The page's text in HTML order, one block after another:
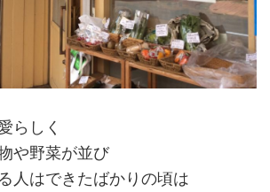
らしく
や野菜が並び
人はできたばかりの頃は